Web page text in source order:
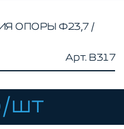
ОПОРЫ Ф23,7 /
Арт. B317
шт